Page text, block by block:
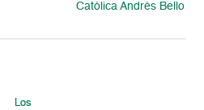
Católica Andrés Bello
Los